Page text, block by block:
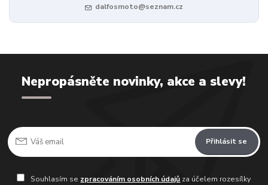
dalfosmoto@seznam.cz
Nepropásněte novinky, akce a slevy!
Přihlásit se
Souhlasím se zpracováním osobních údajů za účelem rozesílky